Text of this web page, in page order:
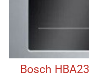
Bosch